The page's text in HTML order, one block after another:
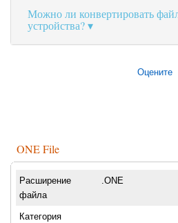
Можно ли конвертировать
устройства?
Оцените
ONE File
Расширение
файла
.ONE
Категория